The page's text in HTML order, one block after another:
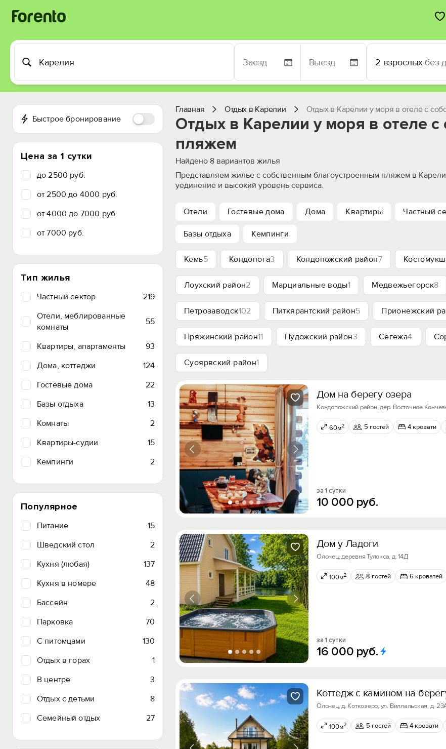
2 взрослых·без
Быстрое бронирование
Цена за 1 сутки
до 2500 руб.
от 2500 до 4000 руб.
от 4000 до 7000 руб.
от 7000 руб.
Тип жилья
Частный сектор
219
Отели, меблированные
комнаты
55
Квартиры, апартаменты
93
Дома, коттеджи
124
Гостевые дома
22
Базы отдыха
13
Комнаты
2
Квартиры-судии
15
Кемпинги
2
Популярное
Питание
15
Шведский стол
2
Кухня (любая)
137
Кухня в номере
48
Бассейн
2
Парковка
70
C питомцами
130
Отдых в горах
1
В центре
3
Отдых с детьми
8
Семейный отдых
27
Главная Отдых в Карелии Отдых в Карелии у моря в отеле с
Отдых в Карелии у моря в отеле
пляжем
Найдено 8 вариантов жилья
Представляем жилье с собственным благоустроенным пляжем в
уединение и высокий уровень сервиса.
Отели Гостевые дома Дома Квартиры Частный
Базы отдыха Кемпинги
Кемь5 Кондопога3 Кондопожский район7
Лоухский район2 Марциальные воды1 Медвежьегорск8
Петрозаводск102 Питкярантский район5 Прионежский
Пряжинский район11 Пудожский район3 Сегежа4
Суоярвский район1
Дом на берегу озера
Кондопожский район, дер. Восточное
60м2 5 гостей 4 кровати
за 1 сутки
10 000 руб.
Дом у Ладоги
Олонец, деревня Тулокса, д. 14Д
100м2 8 гостей 6 кроватей
за 1 сутки
16 000 руб.
Коттедж с камином на
Олонец, д. Коткозеро, ул. Виллальская, д.
100м2 5 гостей 4 кровати